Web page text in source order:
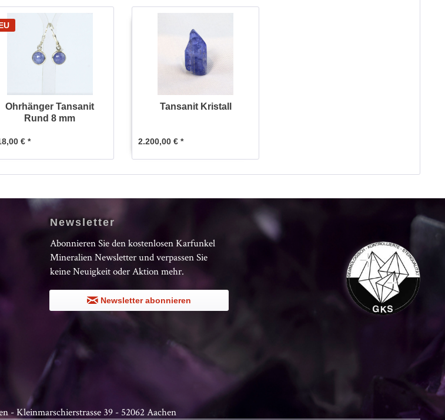
Ohrhänger Tansanit
Rund 8 mm
€ *
Tansanit Kristall
2.200,00 € *
Newsletter
Abonnieren Sie den kostenlosen Karfunkel
Mineralien Newsletter und verpassen Sie
keine Neuigkeit oder Aktion mehr.
Newsletter abonnieren
- Kleinmarschierstrasse 39 - 52062 Aachen